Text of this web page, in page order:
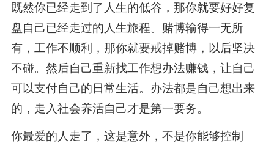
既然你已经走到了人生的低谷，那你就要好好复
盘自己已经走过的人生旅程。赌博输得一无所
有，工作不顺利，那你就要戒掉赌博，以后坚决
不碰。然后自己重新找工作想办法赚钱，让自己
可以支付自己的日常生活。办法都是自己想出来
的，走入社会养活自己才是第一要务。
你最爱的人走了，这是意外，不是你能够控制